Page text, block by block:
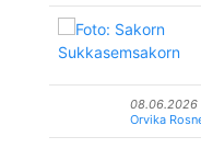
08.06.2026
Orvika